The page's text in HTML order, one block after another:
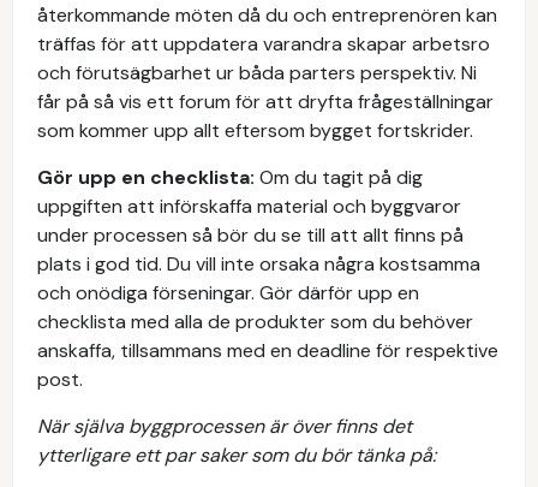
återkommande möten då du och entreprenören kan
träffas för att uppdatera varandra skapar arbetsro
och förutsägbarhet ur båda parters perspektiv. Ni
får på så vis ett forum för att dryfta frågeställningar
som kommer upp allt eftersom bygget fortskrider.
Gör upp en checklista: Om du tagit på dig
uppgiften att införskaffa material och byggvaror
under processen så bör du se till att allt finns på
plats i god tid. Du vill inte orsaka några kostsamma
och onödiga förseningar. Gör därför upp en
checklista med alla de produkter som du behöver
anskaffa, tillsammans med en deadline för respektive
post.
När själva byggprocessen är över finns det
ytterligare ett par saker som du bör tänka på: